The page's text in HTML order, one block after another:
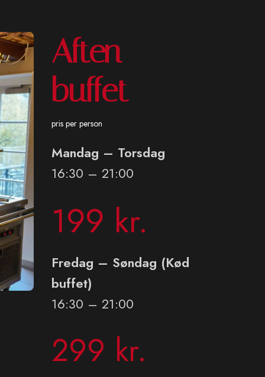
Aften
buffet
pris per person
Mandag – Torsdag
16:30 – 21:00
199 kr.
Fredag – Søndag (Kød
buffet)
16:30 – 21:00
299 kr.